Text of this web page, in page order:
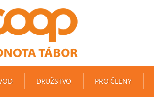
DRUŽSTVO PRO ČLENY